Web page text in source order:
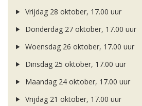
Vrijdag 28 oktober, 17.00 uur
Donderdag 27 oktober, 17.00 uur
Woensdag 26 oktober, 17.00 uur
Dinsdag 25 oktober, 17.00 uur
Maandag 24 oktober, 17.00 uur
Vrijdag 21 oktober, 17.00 uur